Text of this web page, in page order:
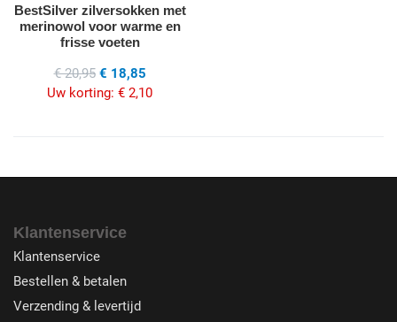
BestSilver zilversokken met
merinowol voor warme en
frisse voeten
€ 20,95 € 18,85
Uw korting: € 2,10
Klantenservice
Klantenservice
Bestellen & betalen
Verzending & levertijd